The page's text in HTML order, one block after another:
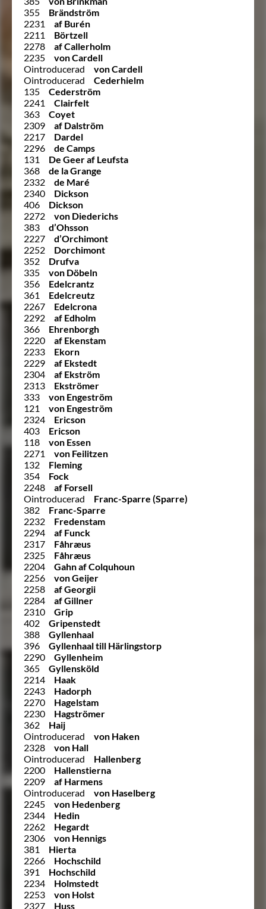
355
Brändström
2231
af Burén
2211
Börtzell
2278
af Callerholm
2235
von Cardell
Ointroducerad
von Cardell
Ointroducerad
Cederhielm
135
Cederström
2241
Clairfelt
363
Coyet
2309
af Dalström
2217
Dardel
2296
de Camps
131
De Geer af Leufsta
368
de la Grange
2332
de Maré
2340
Dickson
406
Dickson
2272
von Diederichs
383
d’Ohsson
2227
d’Orchimont
2252
Dorchimont
352
Drufva
335
von Döbeln
356
Edelcrantz
361
Edelcreutz
2267
Edelcrona
2292
af Edholm
366
Ehrenborgh
2220
af Ekenstam
2233
Ekorn
2229
af Ekstedt
2304
af Ekström
2313
Ekströmer
333
von Engeström
121
von Engeström
2324
Ericson
403
Ericson
118
von Essen
2271
von Feilitzen
132
Fleming
354
Fock
2248
af Forsell
Ointroducerad
Franc-Sparre (Sparre)
382
Franc-Sparre
2232
Fredenstam
2294
af Funck
2317
Fåhræus
2325
Fåhræus
2204
Gahn af Colquhoun
2256
von Geijer
2258
af Georgii
2284
af Gillner
2310
Grip
402
Gripenstedt
388
Gyllenhaal
396
Gyllenhaal till Härlingstorp
2290
Gyllenheim
365
Gyllensköld
2214
Haak
2243
Hadorph
2270
Hagelstam
2230
Hagströmer
362
Haij
Ointroducerad
von Haken
2328
von Hall
Ointroducerad
Hallenberg
2200
Hallenstierna
2209
af Harmens
Ointroducerad
von Haselberg
2245
von Hedenberg
2344
Hedin
2262
Hegardt
2306
von Hennigs
381
Hierta
2266
Hochschild
391
Hochschild
2234
Holmstedt
2253
von Holst
2327
Huss